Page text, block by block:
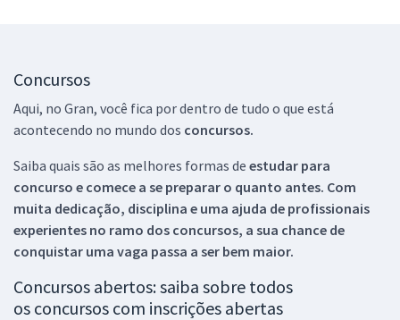
Concursos
Aqui, no Gran, você fica por dentro de tudo o que está
acontecendo no mundo dos concursos.
Saiba quais são as melhores formas de estudar para
concurso e comece a se preparar o quanto antes. Com
muita dedicação, disciplina e uma ajuda de profissionais
experientes no ramo dos concursos, a sua chance de
conquistar uma vaga passa a ser bem maior.
Concursos abertos: saiba sobre todos
os concursos com inscrições abertas